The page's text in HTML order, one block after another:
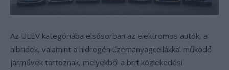
Az ULEV kategóriába elsősorban az elektromos autók, a
hibridek, valamint a hidrogén üzemanyagcellákkal működő
járművek tartoznak, melyekből a brit közlekedési